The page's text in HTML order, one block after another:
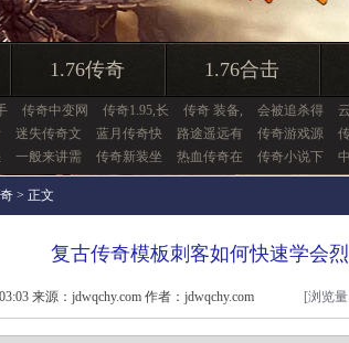
1.76传奇 1.76合击
传奇中变网 传奇1.95,长 传奇 装备, 会被追杀得
迷失传奇文 蓝月传奇快 路途遥远有 传奇游戏源
一般来讲需 传奇新装坐 热血传奇在 传奇小说下
> 正文
复古传奇模板刺客如何快速学会
来源：jdwqchy.com 作者：jdwqchy.com [浏览量